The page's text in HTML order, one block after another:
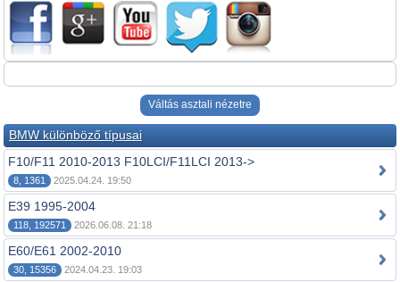
Váltás asztali nézetre
BMW különböző típusai
F10/F11 2010-2013 F10LCI/F11LCI 2013->
8, 1361 2025.04.24. 19:50
E39 1995-2004
118, 192571 2026.06.08. 21:18
E60/E61 2002-2010
30, 15356 2024.04.23. 19:03